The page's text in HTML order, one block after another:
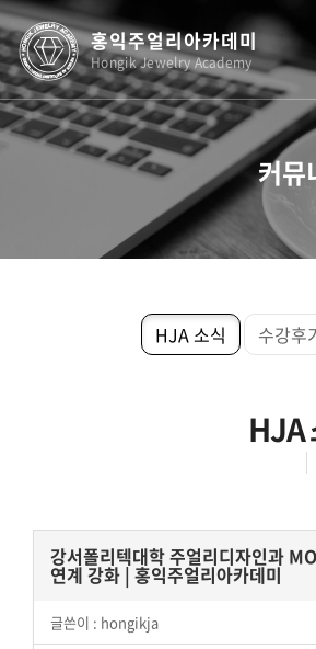
홍익주얼리아카데미
Hongik Jewelry Academy
커뮤
HJA 소식 수강후
HJA
강서폴리텍대학 주얼리디자인과
연계 강화 | 홍익주얼리아카데미
글쓴이 : hongikja